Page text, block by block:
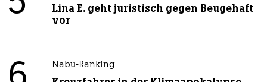
Lina E. geht juristisch gegen Beugehaft
vor
Nabu-Ranking